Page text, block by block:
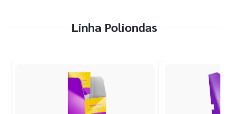
Linha Poliondas